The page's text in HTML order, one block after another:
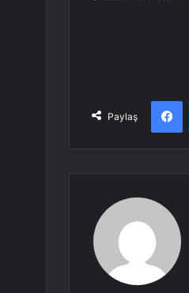
Paylaş